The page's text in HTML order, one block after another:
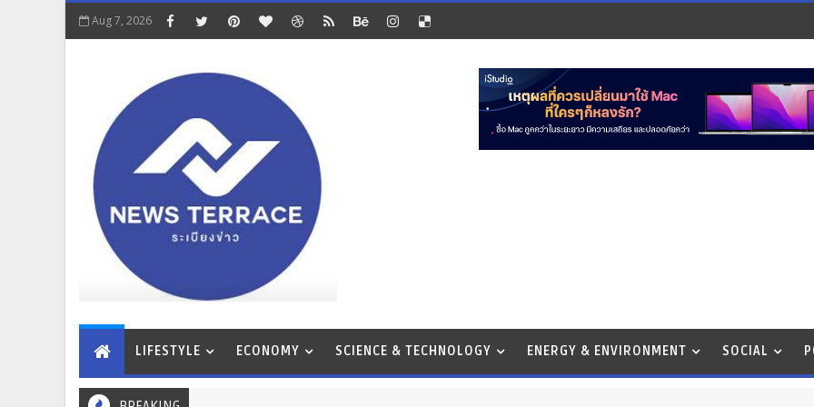
Aug 7, 2026
LIFESTYLE ECONOMY SCIENCE & TECHNOLOGY ENERGY & ENVIRONMENT SOCIAL